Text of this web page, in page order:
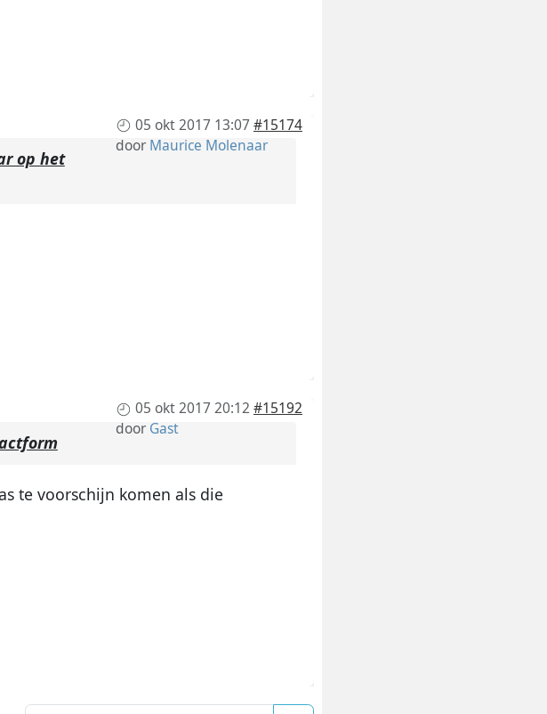
05 okt 2017 13:07 #15174
doorMaurice Molenaar
op het
05 okt 2017 20:12 #15192
doorGast
te voorschijn komen als die